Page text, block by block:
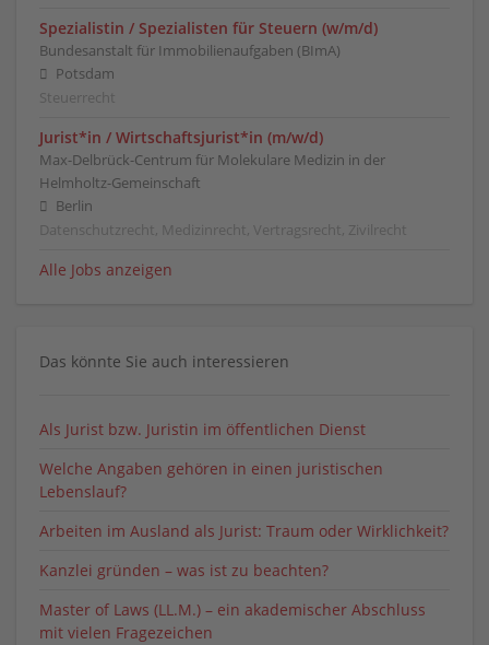
Spezialistin / Spezialisten für Steuern (w/m/d)
Bundesanstalt für Immobilienaufgaben (BImA)
Potsdam
Steuerrecht
Jurist*in / Wirtschafts­jurist*in (m/w/d)
Max-Delbrück-Centrum für Molekulare Medizin in der
Helmholtz-Gemeinschaft
Berlin
Datenschutzrecht, Medizinrecht, Vertragsrecht, Zivilrecht
Alle Jobs anzeigen
Das könnte Sie auch interessieren
Als Jurist bzw. Juristin im öffentlichen Dienst
Welche Angaben gehören in einen juristischen
Lebenslauf?
Arbeiten im Ausland als Jurist: Traum oder Wirklichkeit?
Kanzlei gründen – was ist zu beachten?
Master of Laws (LL.M.) – ein akademischer Abschluss
mit vielen Fragezeichen